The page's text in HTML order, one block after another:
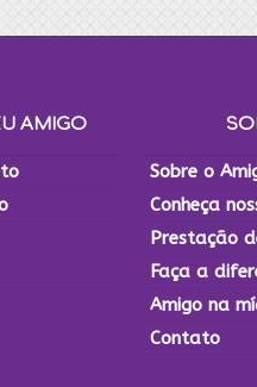
AMIGO
Sobre o
Conheça
Prestação
Faça a
Amigo na
Contato